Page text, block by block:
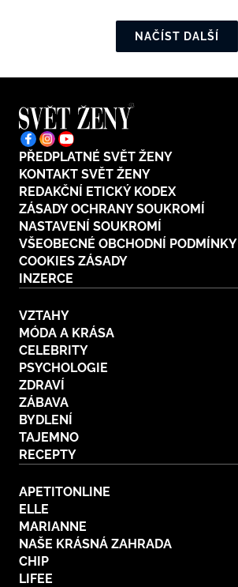
NAČÍST DALŠÍ
PŘEDPLATNÉ SVĚT ŽENY
KONTAKT SVĚT ŽENY
REDAKČNÍ ETICKÝ KODEX
ZÁSADY OCHRANY SOUKROMÍ
NASTAVENÍ SOUKROMÍ
VŠEOBECNÉ OBCHODNÍ PODMÍNKY
COOKIES ZÁSADY
INZERCE
VZTAHY
MÓDA A KRÁSA
CELEBRITY
PSYCHOLOGIE
ZDRAVÍ
ZÁBAVA
BYDLENÍ
TAJEMNO
RECEPTY
APETITONLINE
ELLE
MARIANNE
NAŠE KRÁSNÁ ZAHRADA
CHIP
LIFEE